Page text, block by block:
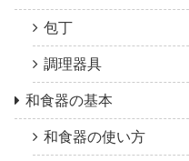
包丁
調理器具
和食器の基本
和食器の使い方